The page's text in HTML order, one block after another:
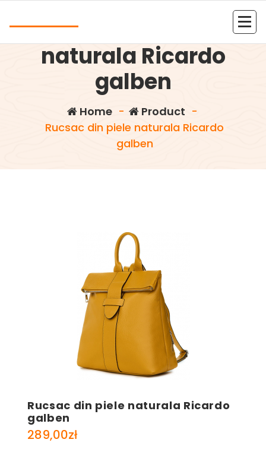
Rucsac din piele
naturala Ricardo
galben
Home- Product -
Rucsac din piele naturala Ricardo
galben
Rucsac din piele naturala Ricardo
galben
289,00zł